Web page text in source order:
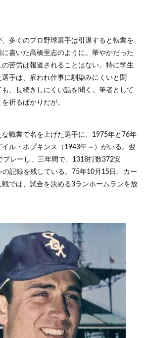
多くのプロ野球選手は引退すると転業を
書いた高橋里志のように。華やかだった
苦労は報道されることはない。特に学生
手は、雇われ仕事に馴染みにくいと聞
も、長続きしにくい話を聞く。筆者として
祈るばかりだが。
職業で名を上げた選手に、1975年と76年
ル・ホプキンス（1943年～）がいる。翌
プレーし、三年間で、1318打数372安
記録を残している。75年10月15日、カー
では、試合を決める3ランホームランを放